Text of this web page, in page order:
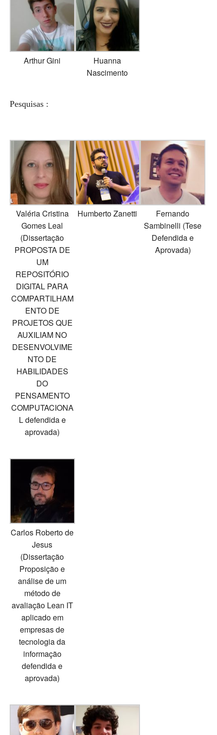
Arthur Gini
Huanna
Nascimento
Pesquisas :
Valéria Cristina
Gomes Leal
(Dissertação
PROPOSTA DE
UM
REPOSITÓRIO
DIGITAL PARA
COMPARTILHAM
ENTO DE
PROJETOS QUE
AUXILIAM NO
DESENVOLVIME
NTO DE
HABILIDADES
DO
PENSAMENTO
COMPUTACIONA
L defendida e
aprovada)
Humberto Zanetti
Fernando
Sambinelli (Tese
Defendida e
Aprovada)
Carlos Roberto de
Jesus
(Dissertação
Proposição e
análise de um
método de
avaliação Lean IT
aplicado em
empresas de
tecnologia da
informação
defendida e
aprovada)